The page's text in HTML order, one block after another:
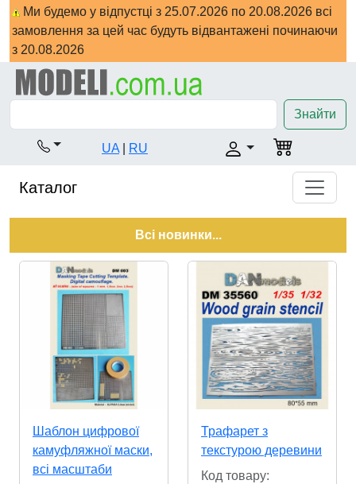
Ми будемо у відпустці з 25.07.2026 по 20.08.2026 всі
замовлення за цей час будуть відвантажені починаючи
з 20.08.2026
Знайти
UA RU
Каталог
Всі новинки...
Шаблон цифрової
камуфляжної маски,
всі масштаби
Трафарет з
текстурою деревини
Код товару: